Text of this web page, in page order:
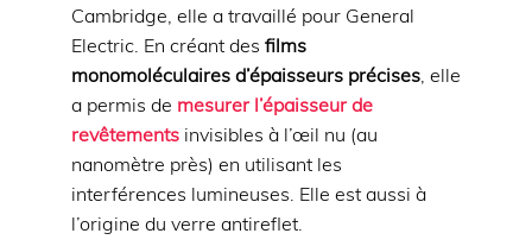
Cambridge, elle a travaillé pour General
Electric. En créant des films
monomoléculaires d’épaisseurs précises, elle
a permis de mesurer l’épaisseur de
revêtementsinvisibles à l’œil nu (au
nanomètre près) en utilisant les
interférences lumineuses. Elle est aussi à
l’origine du verre antireflet.